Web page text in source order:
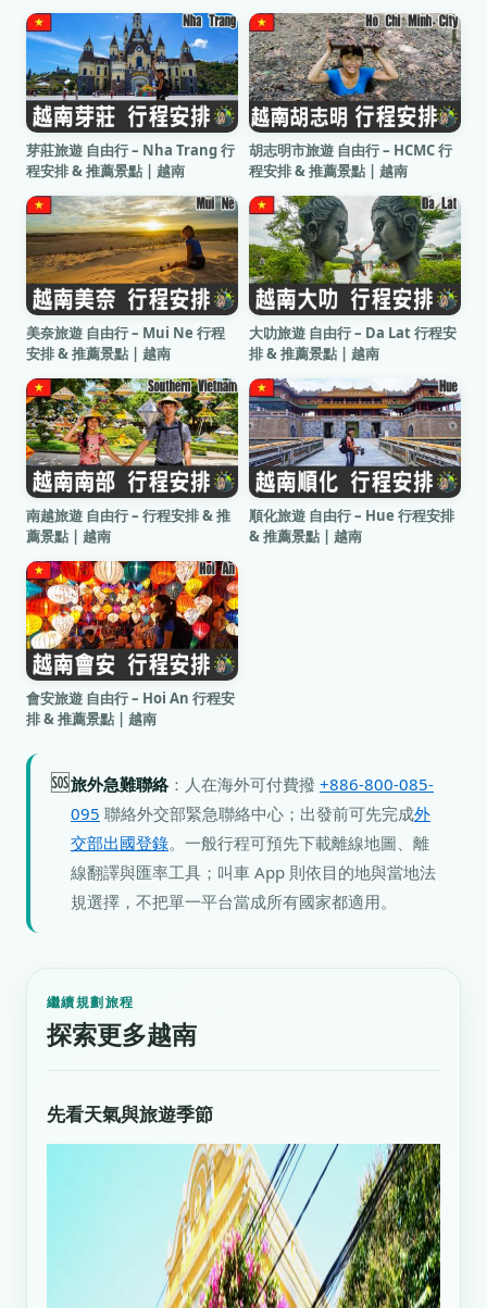
芽莊旅遊 自由行 – Nha Trang 行
程安排 & 推薦景點 | 越南
胡志明市旅遊 自由行 – HCMC 行
程安排 & 推薦景點 | 越南​
美奈旅遊 自由行 – Mui Ne 行程
安排 & 推薦景點 | 越南
大叻旅遊 自由行 – Da Lat 行程安
排 & 推薦景點 | 越南
南越旅遊 自由行 – 行程安排 & 推
薦景點 | 越南
順化旅遊 自由行 – Hue 行程安排
& 推薦景點 | 越南
會安旅遊 自由行 – Hoi An 行程安
排 & 推薦景點 | 越南
🆘旅外急難聯絡：人在海外可付費撥 +886-800-085-
095 聯絡外交部緊急聯絡中心；出發前可先完成外
交部出國登錄。一般行程可預先下載離線地圖、離
線翻譯與匯率工具；叫車 App 則依目的地與當地法
規選擇，不把單一平台當成所有國家都適用。
繼續規劃旅程
探索更多越南
先看天氣與旅遊季節